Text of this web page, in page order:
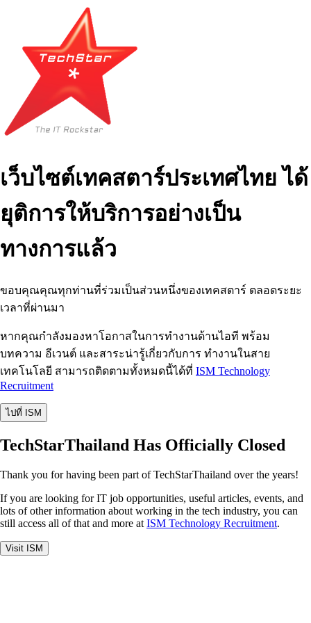
เว็บไซต์เทคสตาร์ประเทศไทย ได้
ยุติการให้บริการอย่างเป็น
ทางการแล้ว
ขอบคุณคุณทุกท่านที่ร่วมเป็นส่วนหนึ่งของเทคสตาร์ ตลอดระยะ
เวลาที่ผ่านมา
หากคุณกำลังมองหาโอกาสในการทำงานด้านไอที พร้อม
บทความ อีเวนต์ และสาระน่ารู้เกี่ยวกับการ ทำงานในสาย
เทคโนโลยี สามารถติดตามทั้งหมดนี้ได้ที่ ISM Technology
Recruitment
ไปที่ ISM
TechStarThailand Has Officially Closed
Thank you for having been part of TechStarThailand over the years!
If you are looking for IT job opportunities, useful articles, events, and
lots of other information about working in the tech industry, you can
still access all of that and more at ISM Technology Recruitment.
Visit ISM